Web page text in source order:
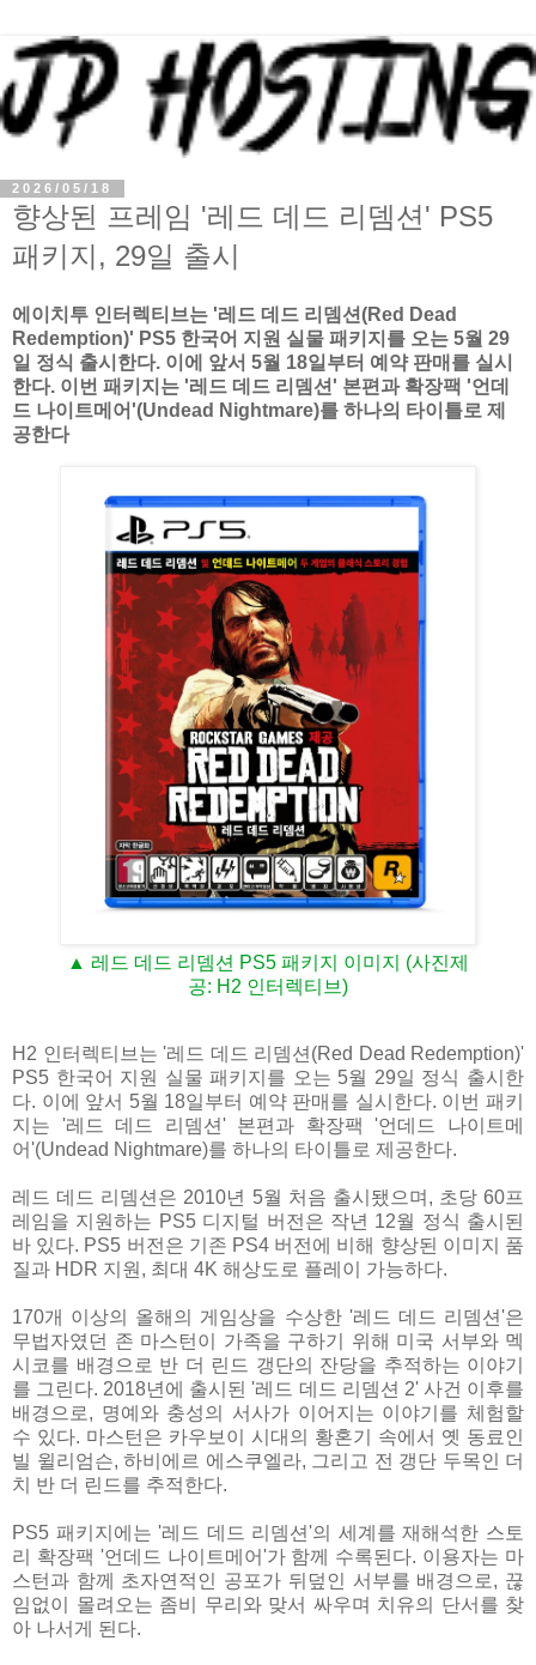
2026/05/18
향상된 프레임 '레드 데드 리뎀션' PS5
패키지, 29일 출시
에이치투 인터렉티브는 '레드 데드 리뎀션(Red Dead
Redemption)' PS5 한국어 지원 실물 패키지를 오는 5월 29
일 정식 출시한다. 이에 앞서 5월 18일부터 예약 판매를 실시
한다. 이번 패키지는 '레드 데드 리뎀션' 본편과 확장팩 '언데
드 나이트메어'(Undead Nightmare)를 하나의 타이틀로 제
공한다
▲ 레드 데드 리뎀션 PS5 패키지 이미지 (사진제
공: H2 인터렉티브)
H2 인터렉티브는 '레드 데드 리뎀션(Red Dead Redemption)'
PS5 한국어 지원 실물 패키지를 오는 5월 29일 정식 출시한
다. 이에 앞서 5월 18일부터 예약 판매를 실시한다. 이번 패키
지는 '레드 데드 리뎀션' 본편과 확장팩 '언데드 나이트메
어'(Undead Nightmare)를 하나의 타이틀로 제공한다.
레드 데드 리뎀션은 2010년 5월 처음 출시됐으며, 초당 60프
레임을 지원하는 PS5 디지털 버전은 작년 12월 정식 출시된
바 있다. PS5 버전은 기존 PS4 버전에 비해 향상된 이미지 품
질과 HDR 지원, 최대 4K 해상도로 플레이 가능하다.
170개 이상의 올해의 게임상을 수상한 '레드 데드 리뎀션'은
무법자였던 존 마스턴이 가족을 구하기 위해 미국 서부와 멕
시코를 배경으로 반 더 린드 갱단의 잔당을 추적하는 이야기
를 그린다. 2018년에 출시된 '레드 데드 리뎀션 2' 사건 이후를
배경으로, 명예와 충성의 서사가 이어지는 이야기를 체험할
수 있다. 마스턴은 카우보이 시대의 황혼기 속에서 옛 동료인
빌 윌리엄슨, 하비에르 에스쿠엘라, 그리고 전 갱단 두목인 더
치 반 더 린드를 추적한다.
PS5 패키지에는 '레드 데드 리뎀션'의 세계를 재해석한 스토
리 확장팩 '언데드 나이트메어'가 함께 수록된다. 이용자는 마
스턴과 함께 초자연적인 공포가 뒤덮인 서부를 배경으로, 끊
임없이 몰려오는 좀비 무리와 맞서 싸우며 치유의 단서를 찾
아 나서게 된다.